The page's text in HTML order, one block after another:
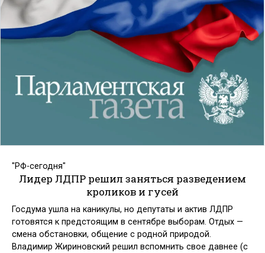
"РФ-сегодня"
Лидер ЛДПР решил заняться разведением
кроликов и гусей
Госдума ушла на каникулы, но депутаты и актив ЛДПР
готовятся к предстоящим в сентябре выборам. Отдых —
смена обстановки, общение с родной природой.
Владимир Жириновский решил вспомнить свое давнее (с